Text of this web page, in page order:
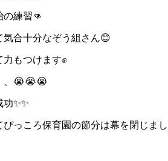
練習👊
合十分なぞう組さん😊
もつけます✊
、😭😭😭
✨✨
っころ保育園の節分は幕を閉じまし